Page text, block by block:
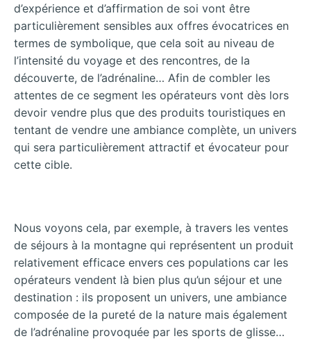
d’expérience et d’affirmation de soi vont être
particulièrement sensibles aux offres évocatrices en
termes de symbolique, que cela soit au niveau de
l’intensité du voyage et des rencontres, de la
découverte, de l’adrénaline… Afin de combler les
attentes de ce segment les opérateurs vont dès lors
devoir vendre plus que des produits touristiques en
tentant de vendre une ambiance complète, un univers
qui sera particulièrement attractif et évocateur pour
cette cible.
Nous voyons cela, par exemple, à travers les ventes
de séjours à la montagne qui représentent un produit
relativement efficace envers ces populations car les
opérateurs vendent là bien plus qu’un séjour et une
destination : ils proposent un univers, une ambiance
composée de la pureté de la nature mais également
de l’adrénaline provoquée par les sports de glisse…